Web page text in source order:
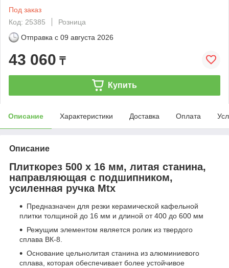
Под заказ
Код: 25385
Розница
Отправка с 09 августа 2026
43 060 ₸
Купить
Описание Характеристики Доставка Оплата
Описание
Плиткорез 500 х 16 мм, литая станина,
направляющая с подшипником,
усиленная ручка Mtx
Предназначен для резки керамической кафельной
плитки толщиной до 16 мм и длиной от 400 до 600 мм
Режущим элементом является ролик из твердого
сплава ВК-8.
Основание цельнолитая станина из алюминиевого
сплава, которая обеспечивает более устойчивое